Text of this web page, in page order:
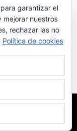
garantizar el
mejorar nuestros
rechazar las no
Política de cookies